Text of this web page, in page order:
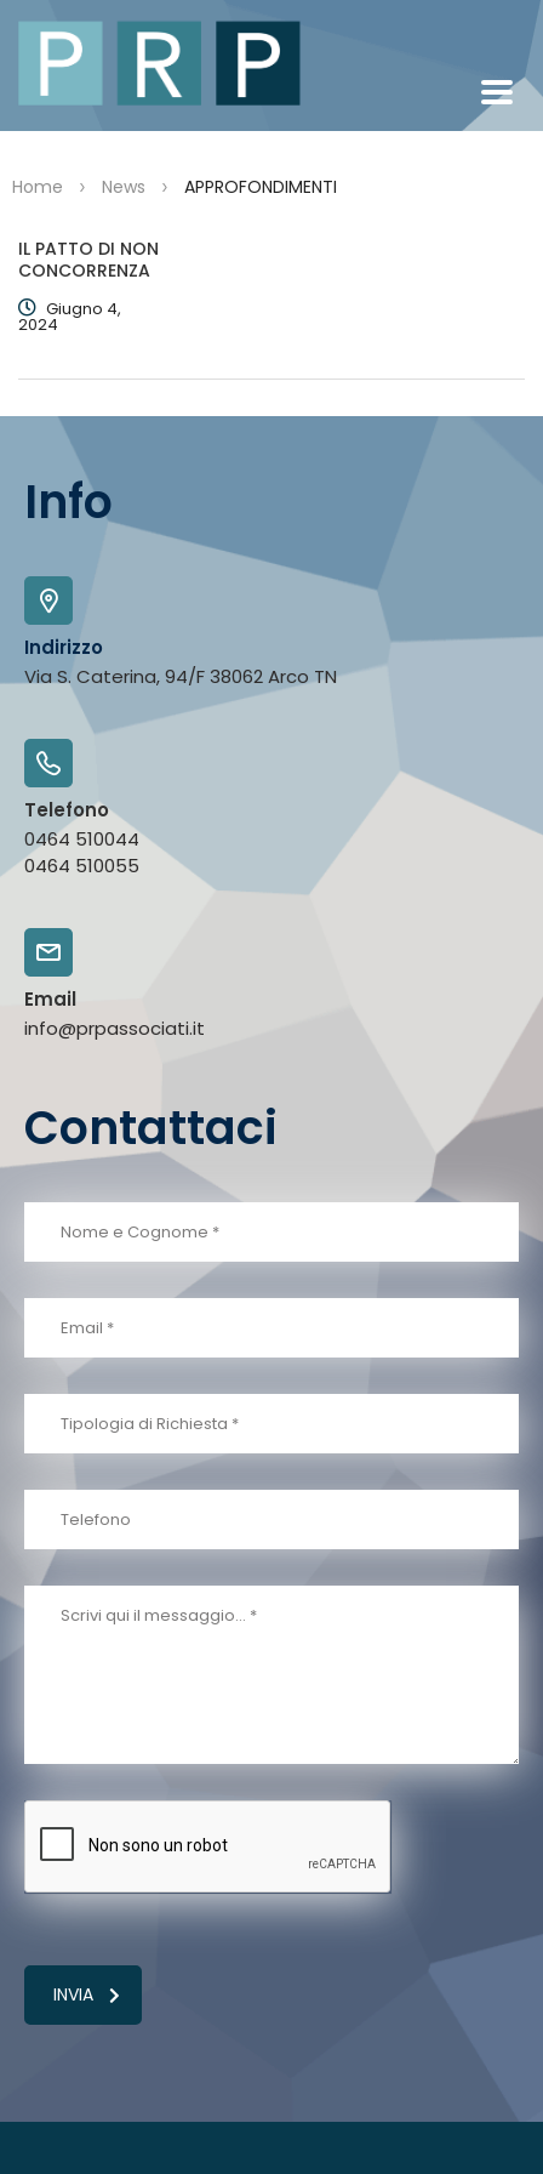
Home > News > APPROFONDIMENTI
IL PATTO DI NON
CONCORRENZA
Giugno 4,
2024
Info
Indirizzo
Via S. Caterina, 94/F 38062 Arco TN
Telefono
0464 510044
0464 510055
Email
info@prpassociati.it
Contattaci
INVIA